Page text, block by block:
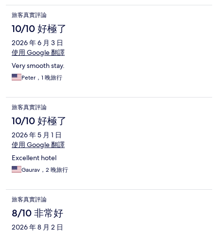
旅客真實評論
10/10 好極了
2026 年 6 月 3 日
使用 Google 翻譯
Very smooth stay.
Peter，1 晚旅行
旅客真實評論
10/10 好極了
2026 年 5 月 1 日
使用 Google 翻譯
Excellent hotel
Gaurav，2 晚旅行
旅客真實評論
8/10 非常好
2026 年 8 月 2 日